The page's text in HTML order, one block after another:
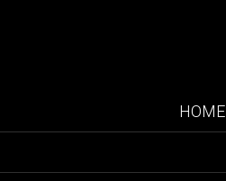
HOME